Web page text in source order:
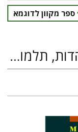
ספר מקוון לדוגמא
נצרות, אסלאם, מדעי היהדות, תלמוד הלכה ומדרש